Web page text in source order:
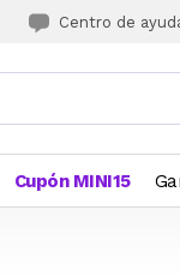
Centro de
Cupón MINI15